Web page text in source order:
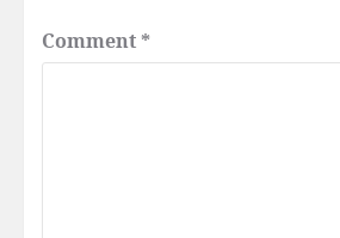
Comment *